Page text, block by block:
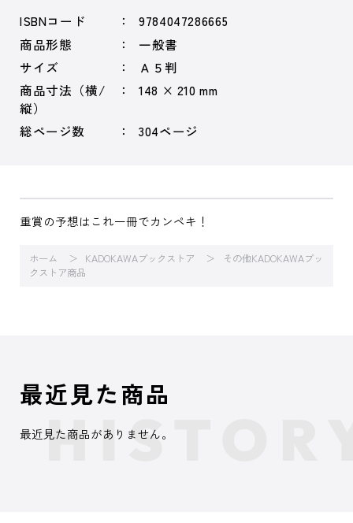
ISBNコード
9784047286665
商品形態
一般書
サイズ
Ａ５判
商品寸法（横/
縦）
148 × 210 mm
総ページ数 304ページ
重賞の予想はこれ一冊でカンペキ！
ホーム KADOKAWAブックストア
その他KADOKAWAブッ
クストア商品
最近見た商品
最近見た商品がありません。